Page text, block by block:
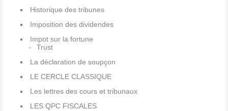
Historique des tribunes
Imposition des dividendes
Impot sur la fortune
Trust
La déclaration de soupçon
LE CERCLE CLASSIQUE
Les lettres des cours et tribunaux
LES QPC FISCALES